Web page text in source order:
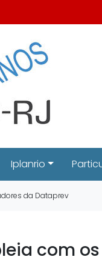
Iplanrio
da Dataprev
com